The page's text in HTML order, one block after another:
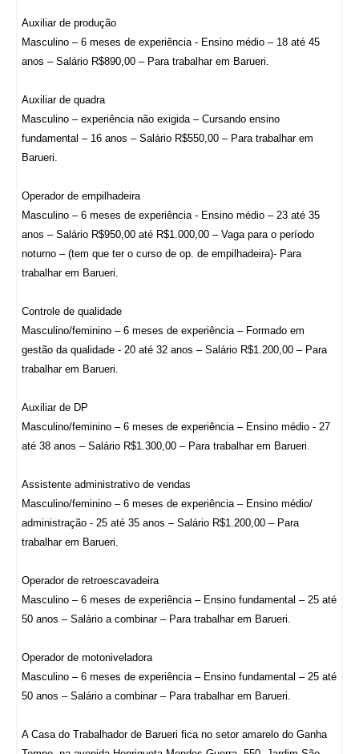
Auxiliar de produção
Masculino – 6 meses de experiência - Ensino médio – 18 até 45
anos – Salário R$890,00 – Para trabalhar em Barueri.
Auxiliar de quadra
Masculino – experiência não exigida – Cursando ensino
fundamental – 16 anos – Salário R$550,00 – Para trabalhar em
Barueri.
Operador de empilhadeira
Masculino – 6 meses de experiência - Ensino médio – 23 até 35
anos – Salário R$950,00 até R$1.000,00 – Vaga para o período
noturno – (tem que ter o curso de op. de empilhadeira)- Para
trabalhar em Barueri.
Controle de qualidade
Masculino/feminino – 6 meses de experiência – Formado em
gestão da qualidade - 20 até 32 anos – Salário R$1.200,00 – Para
trabalhar em Barueri.
Auxiliar de DP
Masculino/feminino – 6 meses de experiência – Ensino médio - 27
até 38 anos – Salário R$1.300,00 – Para trabalhar em Barueri.
Assistente administrativo de vendas
Masculino/feminino – 6 meses de experiência – Ensino médio/
administração - 25 até 35 anos – Salário R$1.200,00 – Para
trabalhar em Barueri.
Operador de retroescavadeira
Masculino – 6 meses de experiência – Ensino fundamental – 25 até
50 anos – Salário a combinar – Para trabalhar em Barueri.
Operador de motoniveladora
Masculino – 6 meses de experiência – Ensino fundamental – 25 até
50 anos – Salário a combinar – Para trabalhar em Barueri.
A Casa do Trabalhador de Barueri fica no setor amarelo do Ganha